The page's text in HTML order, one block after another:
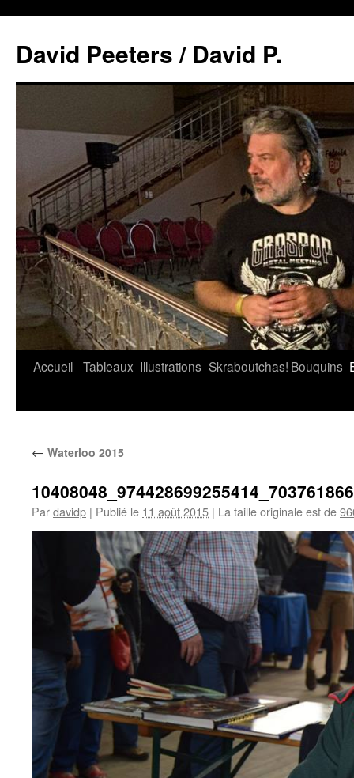
David Peeters / David P.
Accueil Tableaux Illustrations Skraboutchas! Bouquins
← Waterloo 2015
Pardavidp | Publié le 11 août 2015 | La taille originale est de